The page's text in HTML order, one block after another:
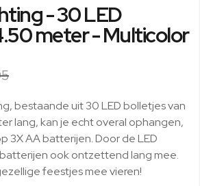
- 30 LED
meter - Multicolor
bestaande uit 30 LED bolletjes van
lang, kan je echt overal ophangen,
3X AA batterijen. Door de LED
ook ontzettend lang mee.
feestjes mee vieren!